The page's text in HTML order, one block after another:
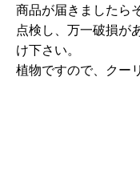
商品が届きましたら
点検し、万一破損が
け下さい。
植物ですので、クー